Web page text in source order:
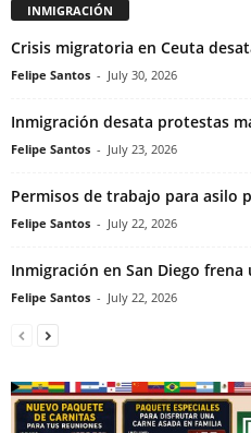
INMIGRACIÓN
Crisis migratoria en Ceuta
Felipe Santos - July 30, 2026
Inmigración desata protestas
Felipe Santos - July 23, 2026
Permisos de trabajo para asilo
Felipe Santos - July 22, 2026
Inmigración en San Diego frena
Felipe Santos - July 22, 2026